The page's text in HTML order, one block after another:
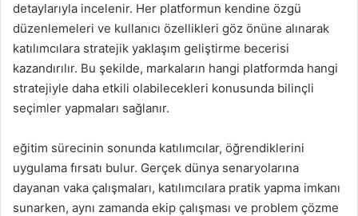
detaylarıyla incelenir. Her platformun kendine özgü
düzenlemeleri ve kullanıcı özellikleri göz önüne alınarak
katılımcılara stratejik yaklaşım geliştirme becerisi
kazandırılır. Bu şekilde, markaların hangi platformda hangi
stratejiyle daha etkili olabilecekleri konusunda bilinçli
seçimler yapmaları sağlanır.
eğitim sürecinin sonunda katılımcılar, öğrendiklerini
uygulama fırsatı bulur. Gerçek dünya senaryolarına
dayanan vaka çalışmaları, katılımcılara pratik yapma imkanı
sunarken, aynı zamanda ekip çalışması ve problem çözme